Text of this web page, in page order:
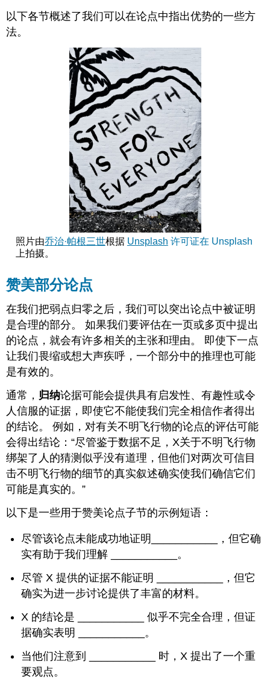
意
问
题
的
点
赞
它
提
出
了
一
重
要
问
题
称
赞
它
澄
清
了
立
练
习
以下各节概述了我们可以在论点中指出优势的一些方
法。
照片由乔治·帕根三世根据 Unsplash 许可证在 Unsplash
上拍摄。
赞美部分论点
在我们把弱点归零之后，我们可以突出论点中被证明
是合理的部分。 如果我们要评估在一页或多页中提出
的论点，就会有许多相关的主张和理由。 即使下一点
让我们畏缩或想大声疾呼，一个部分中的推理也可能
是有效的。
通常， 归纳论据可能会提供具有启发性、有趣性或令
人信服的证据，即使它不能使我们完全相信作者得出
的结论。 例如，对有关不明飞行物的论点的评估可能
会得出结论：“尽管鉴于数据不足，X关于不明飞行物
绑架了人的猜测似乎没有道理，但他们对两次可信目
击不明飞行物的细节的真实叙述确实使我们确信它们
可能是真实的。”
以下是一些用于赞美论点子节的示例短语：
尽管该论点未能成功地证明___________，但它确
实有助于我们理解 ___________。
尽管 X 提供的证据不能证明 ___________，但它
确实为进一步讨论提供了丰富的材料。
X 的结论是 ___________ 似乎不完全合理，但证
据确实表明 ___________。
当他们注意到 ___________ 时，X 提出了一个重
要观点。